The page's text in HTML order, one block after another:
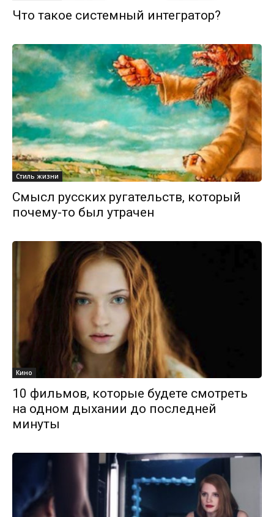
Что такое системный интегратор?
Стиль жизни
Смысл русских ругательств, который
почему-то был утрачен
Кино
10 фильмов, которые будете смотреть
на одном дыхании до последней
минуты